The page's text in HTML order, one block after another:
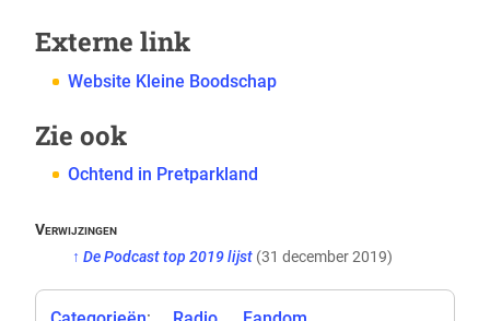
Externe link
Website Kleine Boodschap
Zie ook
Ochtend in Pretparkland
↑ De Podcast top 2019 lijst (31 december 2019)